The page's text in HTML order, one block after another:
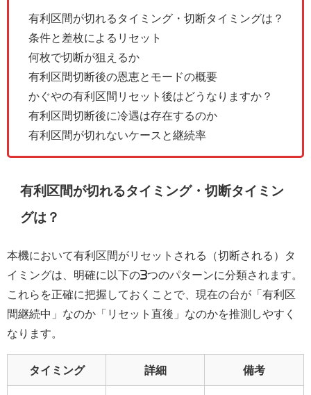
有利区間が切れるタイミング・切断タイミングは？
条件と差枚によるリセット
何枚で切断が狙えるか
有利区間切断後の恩恵とモードの概要
かぐやの有利区間リセット後はどうなりますか？
有利区間切断後に冷遇は存在するのか
有利区間が切れないケースと継続率
有利区間が切れるタイミング・切断タイミン
グは？
本機において有利区間がリセットされる（切断される）タ
イミングは、明確に以下の3つのパターンに分類されます。
これらを正確に把握しておくことで、現在の台が「有利区
間継続中」なのか「リセット直後」なのかを推測しやすく
なります。
タイミング 詳細 備考